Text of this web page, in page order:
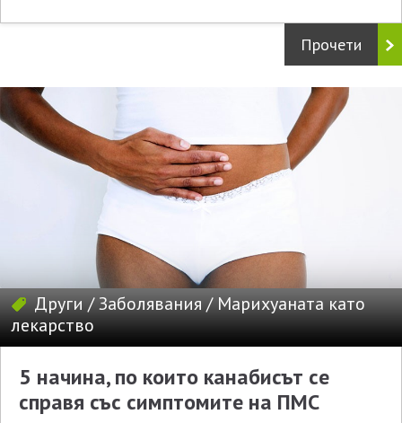
Прочети
Други/Заболявания/Марихуаната като
лекарство
5 начина, по които канабисът се
справя със симптомите на ПМС